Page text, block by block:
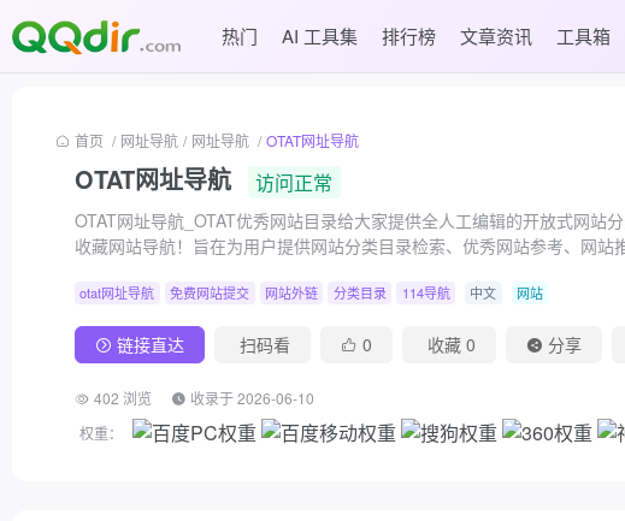
热门 AI 工具集 排行榜 文章资讯 工具箱
首页 / 网址导航 / 网址导航 / OTAT网址导航
OTAT网址导航 访问正常
OTAT网址导航_OTAT优秀网站目录给大家提供全人工编辑的开放式网站
收藏网站导航！旨在为用户提供网站分类目录检索、优秀网站参考、网
otat网址导航 免费网站提交 网站外链 分类目录 114导航 中文 网站
链接直达 扫码看 0 收藏 0 分享
402 浏览
收录于 2026-06-10
权重：